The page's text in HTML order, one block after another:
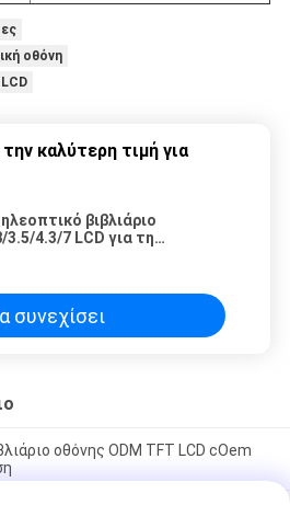
οθόνη
καλύτερη τιμή για
βιβλιάριο
3.5/4.3/7 LCD για τη
συνεχίσει
οθόνης ODM TFT LCD cOem